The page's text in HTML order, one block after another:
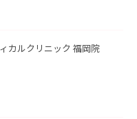
カルクリニック 福岡院